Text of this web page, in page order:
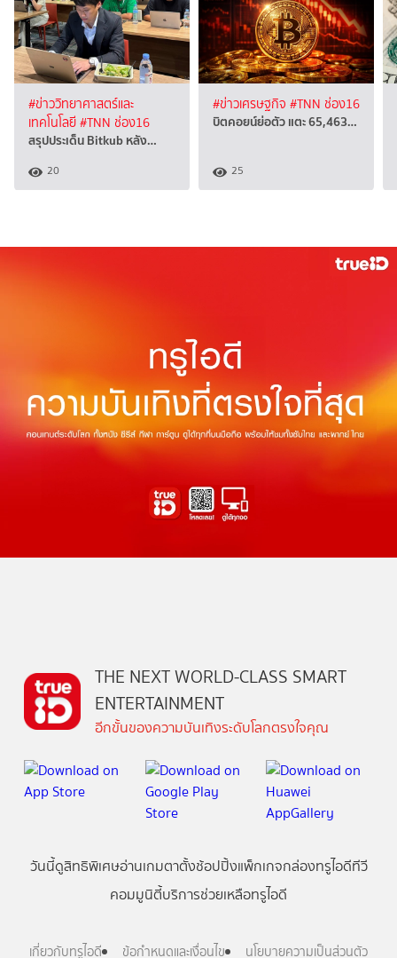
#ข่าววิทยาศาสตร์และ
เทคโนโลยี#TNN ช่อง16
สรุปประเด็น Bitkub หลัง…
20
#ข่าวเศรษฐกิจ #TNN ช่อง16
บิตคอยน์ย่อตัว แตะ 65,463…
25
THE NEXT WORLD-CLASS SMART
ENTERTAINMENT
อีกขั้นของความบันเทิงระดับโลกตรงใจคุณ
วันนี้ดูสิทธิพิเศษอ่านเกมตาตั้งช้อปปิ้งแพ็กเกจกล่องทรูไอดีทีวี
คอมมูนิตี้บริการช่วยเหลือทรูไอดี
เกี่ยวกับทรูไอดี ข้อกำหนดและเงื่อนไข นโยบายความเป็นส่วนตัว